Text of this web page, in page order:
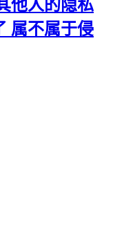
他人的隐私
属不属于侵